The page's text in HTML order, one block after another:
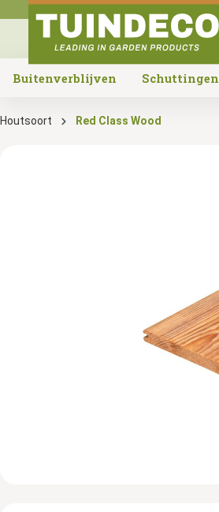
search Skip to main navigation
Buitenverblijven Schuttingen
Houtsoort Red Class Wood